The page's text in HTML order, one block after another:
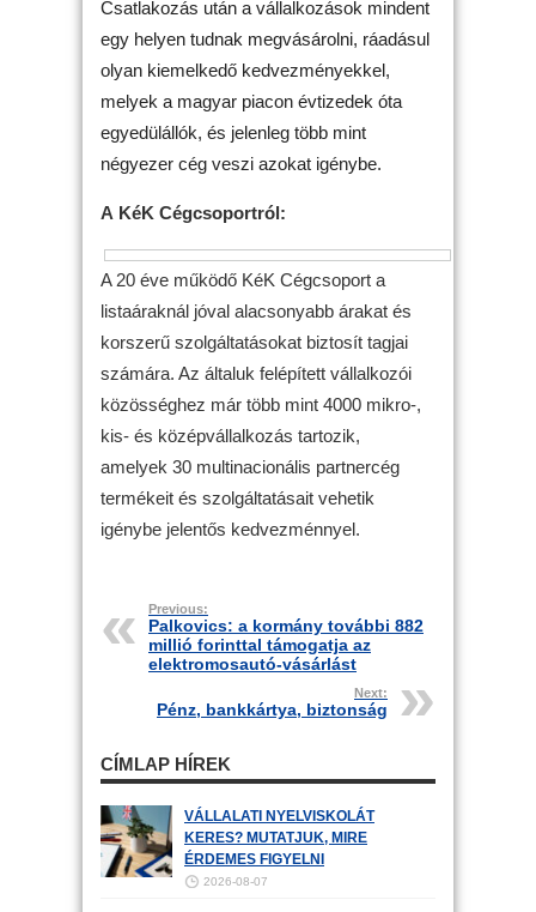
Csatlakozás után a vállalkozások mindent
egy helyen tudnak megvásárolni, ráadásul
olyan kiemelkedő kedvezményekkel,
melyek a magyar piacon évtizedek óta
egyedülállók, és jelenleg több mint
négyezer cég veszi azokat igénybe.
A KéK Cégcsoportról:
A 20 éve működő KéK Cégcsoport a
listaáraknál jóval alacsonyabb árakat és
korszerű szolgáltatásokat biztosít tagjai
számára. Az általuk felépített vállalkozói
közösséghez már több mint 4000 mikro-,
kis- és középvállalkozás tartozik,
amelyek 30 multinacionális partnercég
termékeit és szolgáltatásait vehetik
igénybe jelentős kedvezménnyel.
Previous:
Palkovics: a kormány további 882
millió forinttal támogatja az
elektromosautó-vásárlást
Next:
Pénz, bankkártya, biztonság
CÍMLAP HÍREK
VÁLLALATI NYELVISKOLÁT
KERES? MUTATJUK, MIRE
ÉRDEMES FIGYELNI
2026-08-07